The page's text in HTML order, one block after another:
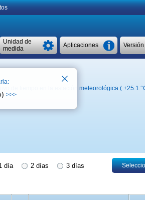
Versión
Aplicaciones
Unidad de
medida
de tiempo en la estación meteorológica ( +25.1
día 2 días 3 días
>>>